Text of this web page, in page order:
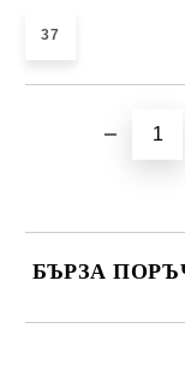
37
БЪРЗА